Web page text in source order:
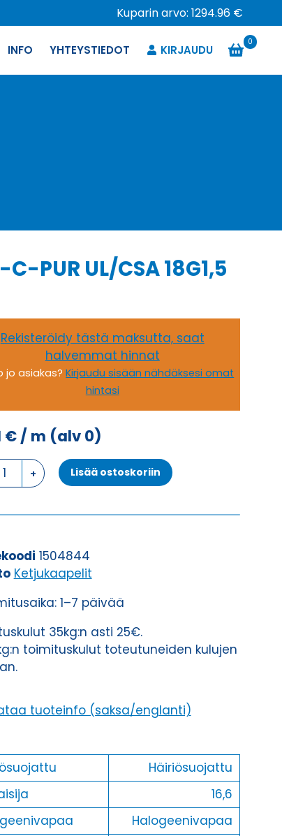
Kuparin arvo: 1294.96 €
INFO YHTEYSTIEDOT KIRJAUDU
0
PUR UL/CSA 18G1,5
Rekisteröidy tästä maksutta, saat
halvemmat hinnat
jo asiakas?Kirjaudu sisään nähdäksesi omat
hintasi
€/ m (alv 0)
CSA
Lisää ostoskoriin
1504844
Ketjukaapelit
1–7 päivää
35kg:n asti 25€.
toimituskulut toteutuneiden kulujen
tuoteinfo (saksa/englanti)
Häiriösuojattu
16,6
Halogeenivapaa